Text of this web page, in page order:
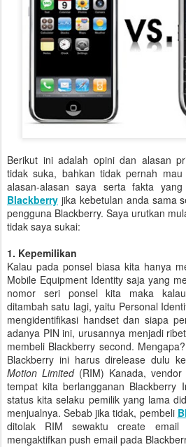
Berikut ini adalah opini dan alasan
tidak suka, bahkan tidak pernah
alasan-alasan saya serta fakta
Blackberry jika kebetulan anda sama
pengguna Blackberry. Saya urutkan
tidak saya sukai:
1. Kepemilikan
Kalau pada ponsel biasa kita hanya
Mobile Equipment Identity saja yang
nomor seri ponsel kita maka
ditambah satu lagi, yaitu Personal
mengidentifikasi handset dan siapa
adanya PIN ini, urusannya menjadi
membeli Blackberry second.
Blackberry ini harus direlease dulu
Motion Limited(RIM) Kanada, vendor
tempat kita berlangganan Blackberry
status kita selaku pemilik yang lama
menjualnya. Sebab jika tidak, pembeli
ditolak RIM sewaktu create
mengaktifkan push email pada